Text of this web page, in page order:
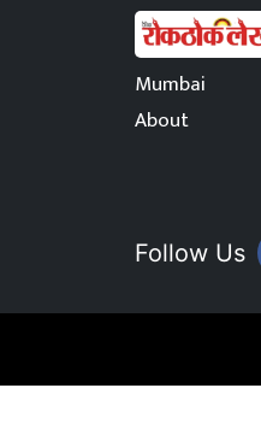
Mumbai
About